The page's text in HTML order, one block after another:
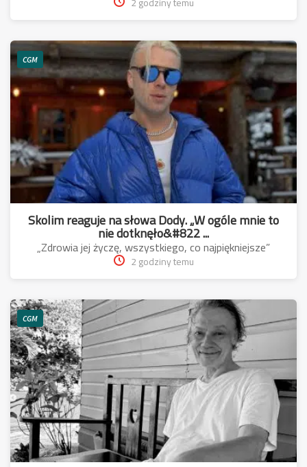
CGM
Skolim reaguje na słowa Dody. „W ogóle mnie to
nie dotknęło&#822 ...
„Zdrowia jej życzę, wszystkiego, co najpiękniejsze”
2 godziny temu
CGM